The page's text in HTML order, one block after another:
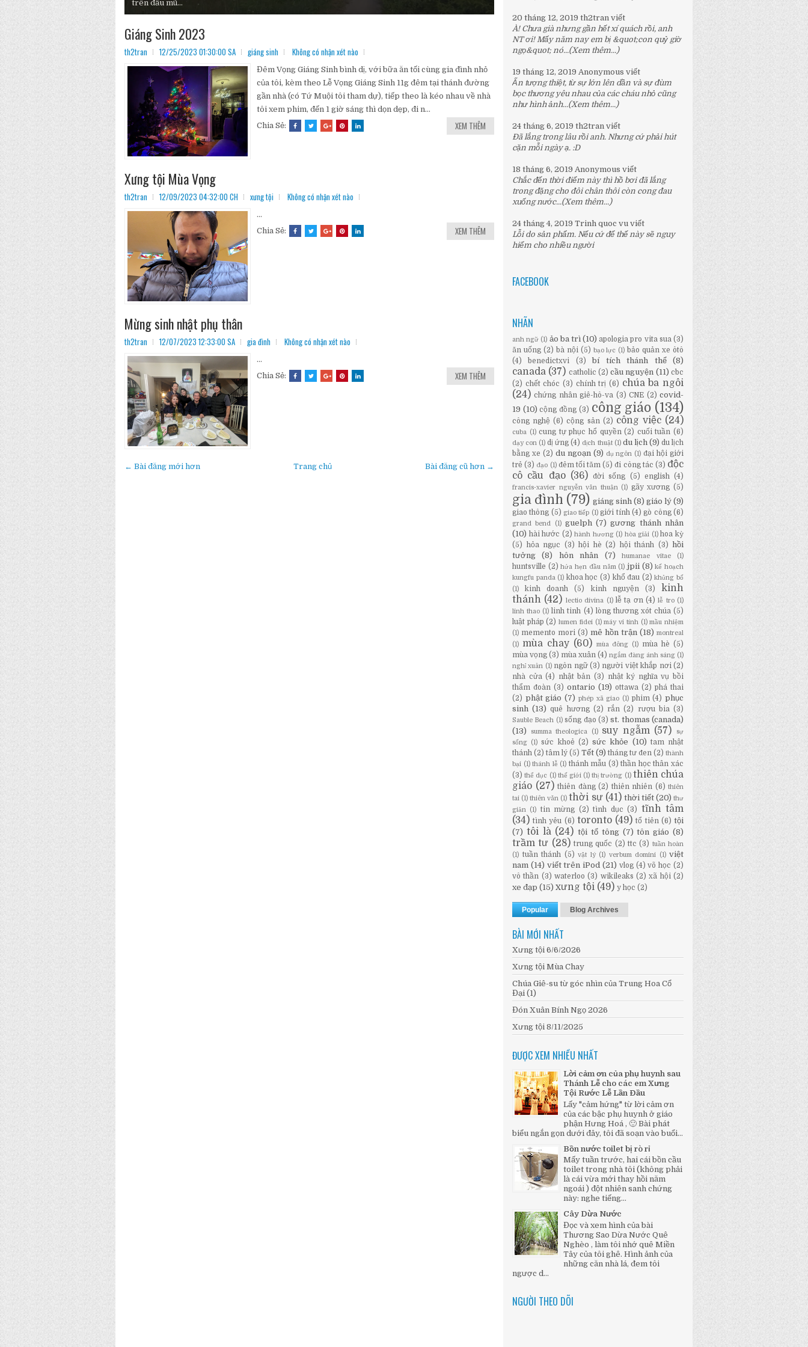
New York, dự định đến Times Square để xem thiên hạ đón giao thừa...
Giáng Sinh 2023
th2tran 12/25/2023 01:30:00 SA giáng sinh Không có nhận xét nào
Đêm Vọng Giáng Sinh bình dị, với bữa ăn tối cùng gia đình nhỏ
của tôi, kèm theo Lễ Vọng Giáng Sinh 11g đêm tại thánh đường
gần nhà (có Tứ Muội tôi tham dự), tiếp theo là kéo nhau về nhà
tôi xem phim, đến 1 giờ sáng thì dọn dẹp, đi n...
Chia Sẻ:
XEM THÊM
Xưng tội Mùa Vọng
th2tran 12/09/2023 04:32:00 CH xưng tội Không có nhận xét nào
...
Chia Sẻ:
XEM THÊM
Mừng sinh nhật phụ thân
th2tran 12/07/2023 12:33:00 SA gia đình Không có nhận xét nào
...
Chia Sẻ:
XEM THÊM
← Bài đăng mới hơn Bài đăng cũ hơn →
Trang chủ
20 tháng 12, 2019 th2tran viết
À! Chưa già nhưng gần hết xí quách rồi, anh
NT ơi! Mấy năm nay em bị &quot;con quỷ giờ
ngọ&quot; nó...(Xem thêm...)
19 tháng 12, 2019 Anonymous viết
Ấn tượng thiệt, từ sự lớn lên dần và sự đùm
bọc thương yêu nhau của các cháu nhỏ cũng
như hình ảnh...(Xem thêm...)
24 tháng 6, 2019 th2tran viết
Đã lắng trong lâu rồi anh. Nhưng cứ phải hút
cặn mỗi ngày ạ. :D
18 tháng 6, 2019 Anonymous viết
Chắc đến thời điểm này thì hồ bơi đã lắng
trong đặng cho đôi chân thôi còn cong đau
xuống nước...(Xem thêm...)
24 tháng 4, 2019 Trinh quoc vu viết
Lỗi do sản phẩm. Nếu cứ để thế này sẽ nguy
hiểm cho nhiều người
FACEBOOK
NHÃN
anh ngữ (1) ảo ba trì (10) apologia pro vita sua (3)
ăn uống (2) bà nội (5) bạo lực (1) bảo quản xe ôtô
(4)
benedictxvi (3) bí tích thánh thể (8)
canada (37) catholic (2) cầu nguyện (11) cbc
(2) chết chóc (3) chính trị (6) chúa ba ngôi
(24) chứng nhân giê-hô-va (3) CNE (2) covid-
19 (10) cộng đồng (3) công giáo (134)
công nghệ (6) cộng sản (2) công việc (24)
cuba (1) cung tự phục hổ quyền (2) cuối tuần (6)
dạy con (1) dị ứng (4) dịch thuật (1) du lịch (9) du lịch
bằng xe (2) du ngoạn (9) dụ ngôn (1) đại hội giới
trẻ (3) đạo (1) đêm tối tăm (5) đi công tác (3) độc
cô cầu đạo (36) đời sống (5) english (4)
francis-xavier nguyễn văn thuận (1) gãy xương (5)
gia đình (79) giáng sinh (8) giáo lý (9)
giao thông (5) giao tiếp (1) giới tính (4) gò công (6)
grand bend (1) guelph (7) gương thánh nhân
(10) hài hước (2) hành hương (1) hòa giải (1) hoa kỳ
(5) hỏa ngục (3) hội hè (2) hội thánh (3) hồi
tưởng
(8) hôn nhân (7) humanae vitae (1)
huntsville (2) hứa hẹn đầu năm (1) jpii (8) kế hoạch
kungfu panda (1) khoa học (3) khổ đau (2) khủng bố
(1)
kinh doanh (5) kinh nguyện (3)
kinh
thánh (42) lectio divina (1) lễ tạ ơn (4) lễ tro (1)
linh thao (1) linh tinh (4) lòng thương xót chúa (5)
luật pháp (2) lumen fidei (1) máy vi tính (1) mầu nhiệm
(1) memento mori (3) mê hồn trận (18) montreal
(1) mùa chay (60) mùa đông (1) mùa hè (5)
mùa vọng (3) mùa xuân (4) ngắm đàng ánh sáng (1)
nghỉ xuân (1) ngôn ngữ (3) người việt khắp nơi (2)
nhà cửa (4) nhật bản (3) nhật ký nghĩa vụ bồi
thẩm đoàn (3) ontario (19) ottawa (2) phá thai
(2) phật giáo (7) phép xã giao (1) phim (4) phục
sinh (13) quê hương (2) rắn (2) rượu bia (3)
Sauble Beach (1) sống đạo (3) st. thomas (canada)
(13)
summa theologica (1) suy ngẫm (57)
sự
sống
(1) sức khoẻ (2) sức khỏe (10) tam nhật
thánh (2) tâm lý (5) Tết (9) tháng tư đen (2) thành
bại (1) thánh lễ (1) thánh mẫu (3) thần học thân xác
(3) thể dục (1) thế giới (1) thị trường (1) thiên chúa
giáo (27) thiên đàng (2) thiên nhiên (6) thiên
tai (1) thiên văn (1) thời sự (41) thời tiết (20) thư
giản
(1) tin mừng (2) tình dục (3) tĩnh tâm
(34) tình yêu (6) toronto (49) tổ tiên (6) tội
(7) tôi là (24) tội tổ tông (7) tôn giáo (8)
trầm tư (28) trung quốc (2) ttc (3) tuần hoàn
(1) tuần thánh (5) vật lý (1) verbum domini (1) việt
nam (14) viết trên iPod (21) vlog (4) võ học (2)
vô thần (3) waterloo (3) wikileaks (2) xã hội (2)
xe đạp (15) xưng tội (49) y học (2)
Popular Blog Archives
BÀI MỚI NHẤT
Xưng tội 6/6/2026
Xưng tội Mùa Chay
Chúa Giê-su từ góc nhìn của Trung Hoa Cổ
Đại (1)
Đón Xuân Bính Ngọ 2026
Xưng tội 8/11/2025
ĐƯỢC XEM NHIỀU NHẤT
Lời cảm ơn của phụ huynh sau
Thánh Lễ cho các em Xưng
Tội Rước Lễ Lần Đầu
Lấy "cảm hứng" từ lời cảm ơn
của các bậc phụ huynh ở giáo
phận Hưng Hoá , 🙂 Bài phát
biểu ngắn gọn dưới đây, tôi đã soạn vào buổi...
Bồn nước toilet bị rò rỉ
Mấy tuần trước, hai cái bồn cầu
toilet trong nhà tôi (không phải
là cái vừa mới thay hồi năm
ngoái ) đột nhiên sanh chứng
này: nghe tiếng...
Cây Dừa Nước
Đọc và xem hình của bài
Thương Sao Dừa Nước Quê
Nghèo , làm tôi nhớ quê Miền
Tây của tôi ghê. Hình ảnh của
những căn nhà lá, đem tôi
ngược d...
NGƯỜI THEO DÕI